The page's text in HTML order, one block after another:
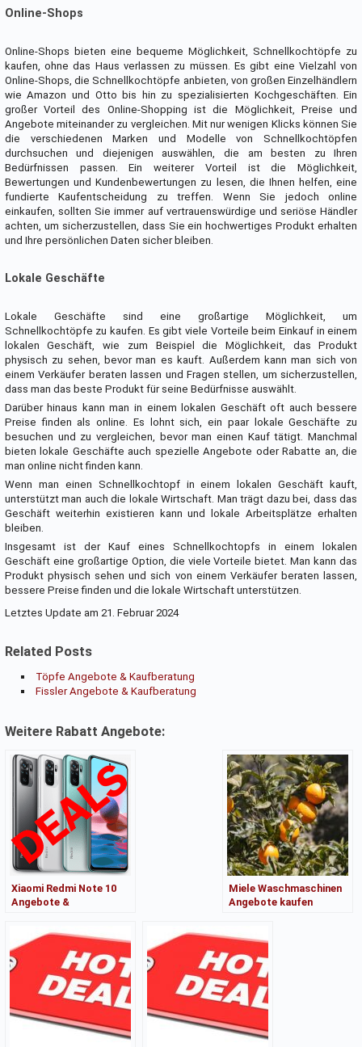
Online-Shops
Online-Shops bieten eine bequeme Möglichkeit, Schnellkochtöpfe zu
kaufen, ohne das Haus verlassen zu müssen. Es gibt eine Vielzahl von
Online-Shops, die Schnellkochtöpfe anbieten, von großen Einzelhändlern
wie Amazon und Otto bis hin zu spezialisierten Kochgeschäften. Ein
großer Vorteil des Online-Shopping ist die Möglichkeit, Preise und
Angebote miteinander zu vergleichen. Mit nur wenigen Klicks können Sie
die verschiedenen Marken und Modelle von Schnellkochtöpfen
durchsuchen und diejenigen auswählen, die am besten zu Ihren
Bedürfnissen passen. Ein weiterer Vorteil ist die Möglichkeit,
Bewertungen und Kundenbewertungen zu lesen, die Ihnen helfen, eine
fundierte Kaufentscheidung zu treffen. Wenn Sie jedoch online
einkaufen, sollten Sie immer auf vertrauenswürdige und seriöse Händler
achten, um sicherzustellen, dass Sie ein hochwertiges Produkt erhalten
und Ihre persönlichen Daten sicher bleiben.
Lokale Geschäfte
Lokale Geschäfte sind eine großartige Möglichkeit, um
Schnellkochtöpfe zu kaufen. Es gibt viele Vorteile beim Einkauf in einem
lokalen Geschäft, wie zum Beispiel die Möglichkeit, das Produkt
physisch zu sehen, bevor man es kauft. Außerdem kann man sich von
einem Verkäufer beraten lassen und Fragen stellen, um sicherzustellen,
dass man das beste Produkt für seine Bedürfnisse auswählt.
Darüber hinaus kann man in einem lokalen Geschäft oft auch bessere
Preise finden als online. Es lohnt sich, ein paar lokale Geschäfte zu
besuchen und zu vergleichen, bevor man einen Kauf tätigt. Manchmal
bieten lokale Geschäfte auch spezielle Angebote oder Rabatte an, die
man online nicht finden kann.
Wenn man einen Schnellkochtopf in einem lokalen Geschäft kauft,
unterstützt man auch die lokale Wirtschaft. Man trägt dazu bei, dass das
Geschäft weiterhin existieren kann und lokale Arbeitsplätze erhalten
bleiben.
Insgesamt ist der Kauf eines Schnellkochtopfs in einem lokalen
Geschäft eine großartige Option, die viele Vorteile bietet. Man kann das
Produkt physisch sehen und sich von einem Verkäufer beraten lassen,
bessere Preise finden und die lokale Wirtschaft unterstützen.
Letztes Update am 21. Februar 2024
Related Posts
Töpfe Angebote & Kaufberatung
Fissler Angebote & Kaufberatung
Weitere Rabatt Angebote:
Xiaomi Redmi Note 10
Angebote &
Miele Waschmaschinen
Angebote kaufen